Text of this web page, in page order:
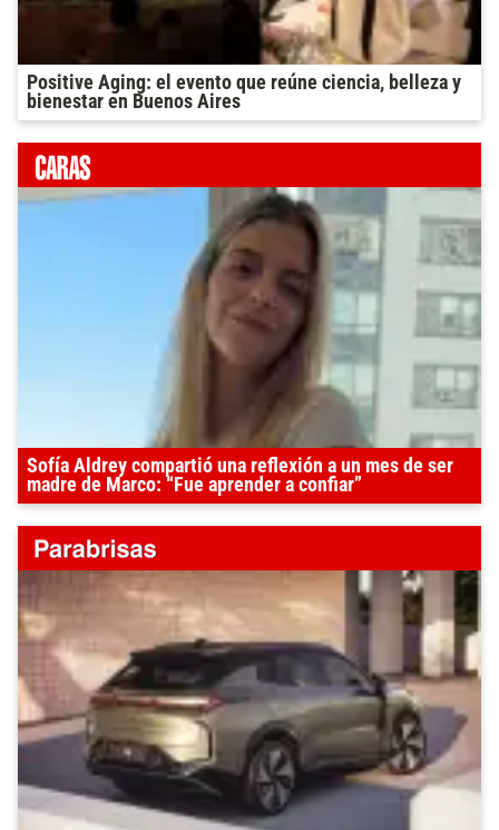
Positive Aging: el evento que reúne ciencia, belleza y
bienestar en Buenos Aires
Sofía Aldrey compartió una reflexión a un mes de ser
madre de Marco: “Fue aprender a confiar”